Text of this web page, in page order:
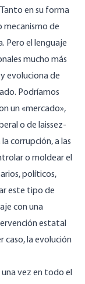
en su forma
mecanismo de
Pero el lenguaje
mucho más
evoluciona de
Podríamos
un «mercado»,
o de laissez-
corrupción, a las
o moldear el
políticos,
este tipo de
con una
estatal
caso, la evolución
vez en todo el